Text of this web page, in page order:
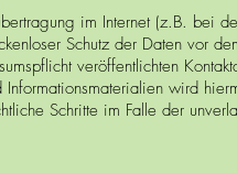
im Internet (z.B. bei
Schutz der Daten vor
veröffentlichten
wird
Schritte im Falle der